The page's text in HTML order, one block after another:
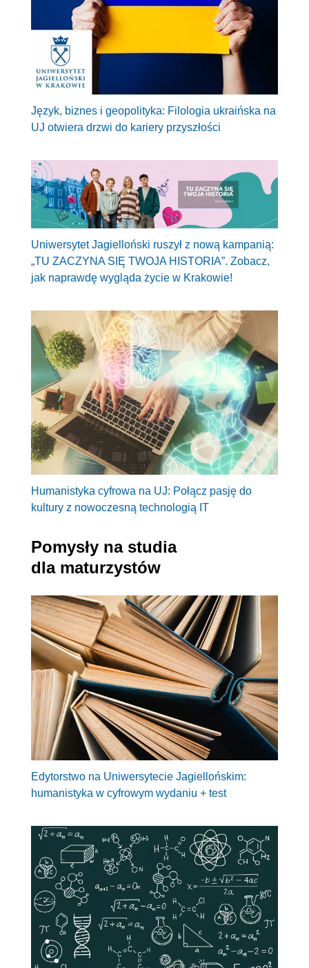
Język, biznes i geopolityka: Filologia ukraińska na
UJ otwiera drzwi do kariery przyszłości
Uniwersytet Jagielloński ruszył z nową kampanią:
„TU ZACZYNA SIĘ TWOJA HISTORIA”. Zobacz,
jak naprawdę wygląda życie w Krakowie!
Humanistyka cyfrowa na UJ: Połącz pasję do
kultury z nowoczesną technologią IT
Pomysły na studia
dla maturzystów
Edytorstwo na Uniwersytecie Jagiellońskim:
humanistyka w cyfrowym wydaniu + test